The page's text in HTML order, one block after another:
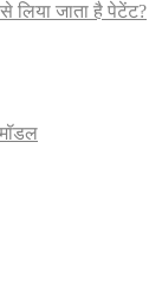
लिया जाता है पेटेंट?